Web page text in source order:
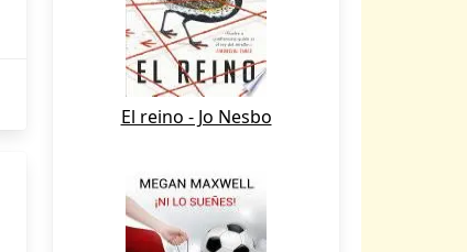
El reino - Jo Nesbo